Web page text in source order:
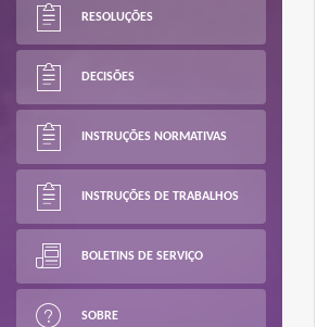
RESOLUÇÕES
DECISÕES
INSTRUÇÕES NORMATIVAS
INSTRUÇÕES DE TRABALHOS
BOLETINS DE SERVIÇO
SOBRE